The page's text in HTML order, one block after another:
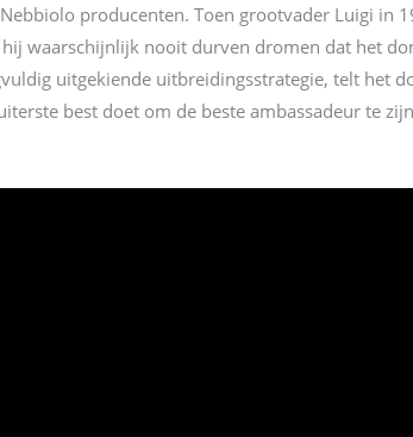
producenten. Toen grootvader Luigi in
waarschijnlijk nooit durven dromen dat het
uitgekiende uitbreidingsstrategie, telt het
best doet om de beste ambassadeur te